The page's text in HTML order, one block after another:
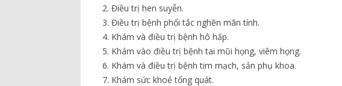
Điều trị hen suyễn.
Điều trị bệnh phổi tắc nghẽn mãn tính.
Khám và điều trị bệnh hô hấp.
Khám vào điều trị bệnh tai mũi họng, viêm họng.
Khám và điều trị bệnh tim mạch, sản phụ khoa.
Khám sức khoẻ tổng quát.